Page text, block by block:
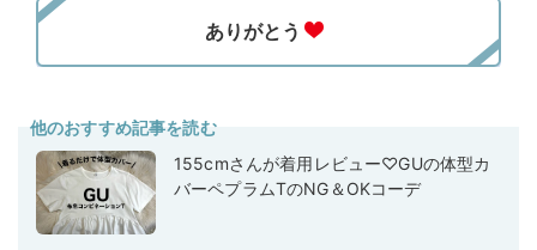
他のおすすめ記事を読む
155cmさんが着用レビュー♡GUの体型カ
バーペプラムTのNG＆OKコーデ